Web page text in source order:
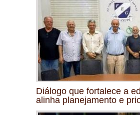
Diálogo que fortalece a
alinha planejamento e